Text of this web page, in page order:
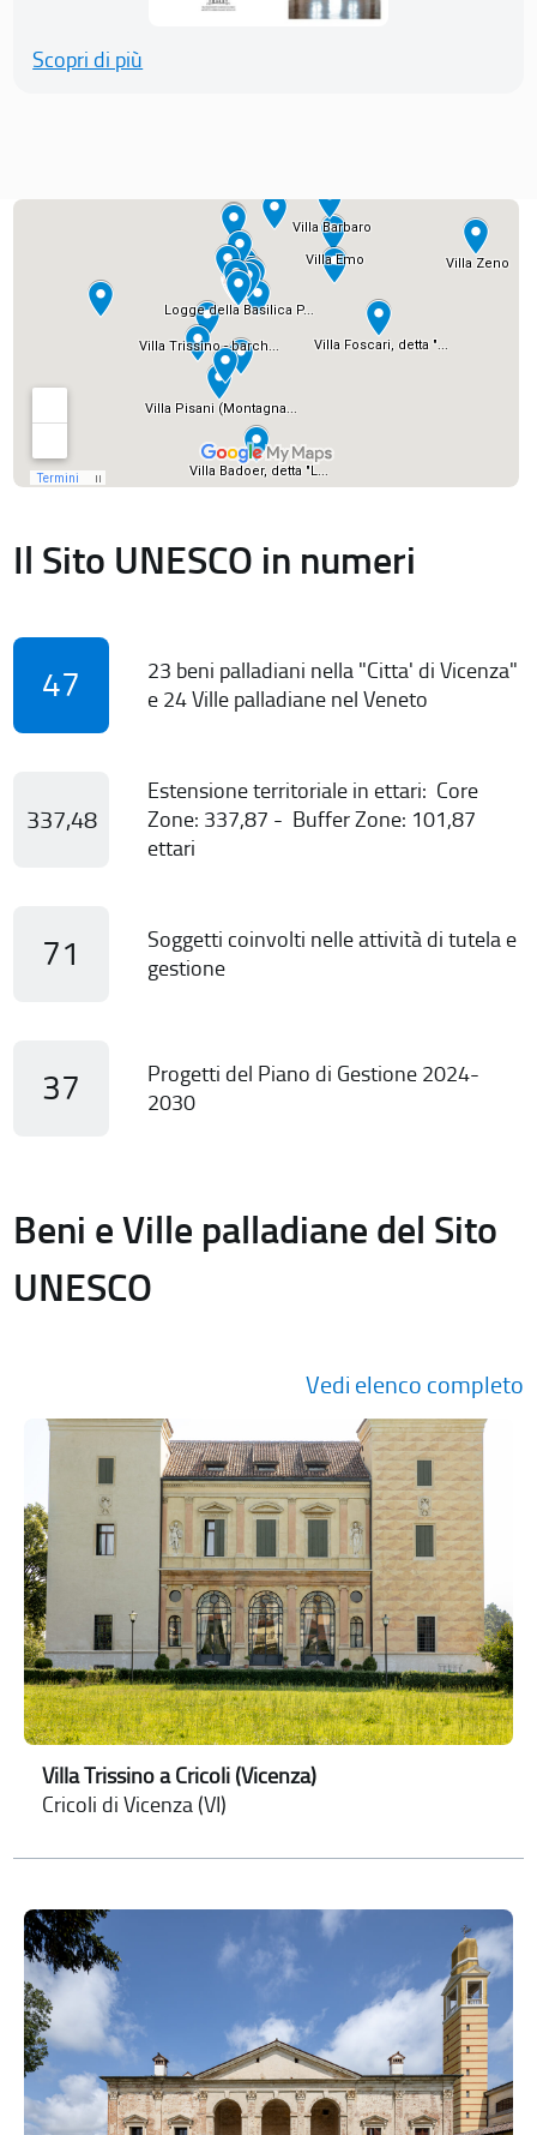
Scopri di più
Il Sito UNESCO in numeri
47
23 beni palladiani nella "Citta' di Vicenza"
e 24 Ville palladiane nel Veneto
337,48
Estensione territoriale in ettari: Core
Zone: 337,87 - Buffer Zone: 101,87
ettari
71
Soggetti coinvolti nelle attività di tutela e
gestione
37
Progetti del Piano di Gestione 2024-
2030
Beni e Ville palladiane del Sito
UNESCO
Vedi elenco completo
Villa Trissino a Cricoli (Vicenza)
Cricoli di Vicenza (VI)